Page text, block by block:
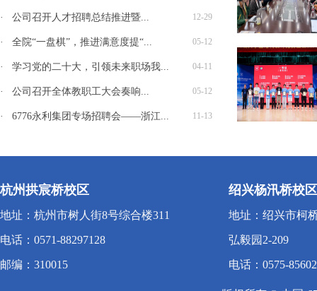
12-29
· 公司召开人才招聘总结推进暨...
05-12
· 全院“一盘棋”，推进满意度提“...
04-11
· 学习党的二十大，引领未来职场我...
05-12
· 公司召开全体教职工大会奏响...
11-13
· 6776永利集团专场招聘会——浙江...
杭州拱宸桥校区
地址：杭州市树人街8号综合楼311
电话：0571-88297128
邮编：310015
绍兴杨汛桥校区
地址：绍兴市柯
弘毅园2-209
电话：0575-